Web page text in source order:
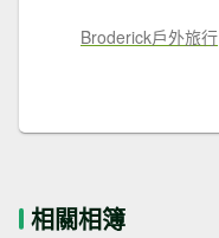
Broderick戶外旅行
相關相簿